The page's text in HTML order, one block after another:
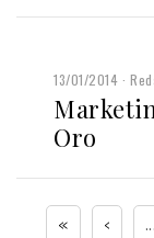
13/01/2014
Oro
« ‹ ...